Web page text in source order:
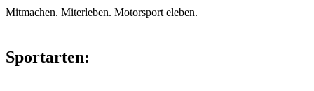
Mitmachen. Miterleben. Motorsport eleben.
Sportarten: